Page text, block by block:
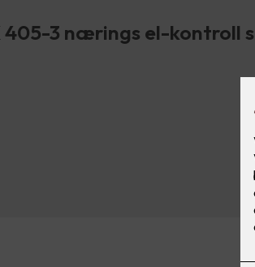
405-3 nærings el-kontroll